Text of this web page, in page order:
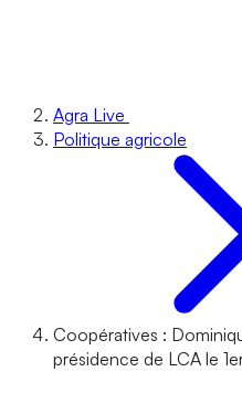
Agra Live
Politique agricole
Coopératives :
présidence de LCA le